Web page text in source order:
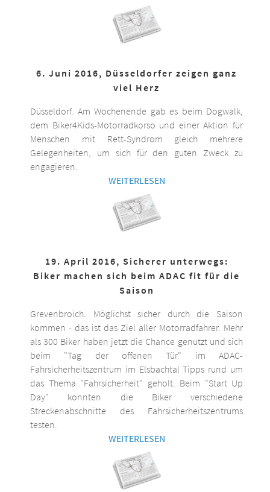
6. Juni 2016, Düsseldorfer zeigen ganz
viel Herz
Düsseldorf. Am Wochenende gab es beim Dogwalk,
dem Biker4Kids-Motorradkorso und einer Aktion für
Menschen mit Rett-Syndrom gleich mehrere
Gelegenheiten, um sich für den guten Zweck zu
engagieren.
WEITERLESEN
19. April 2016, Sicherer unterwegs:
Biker machen sich beim ADAC fit für die
Saison
Grevenbroich. Möglichst sicher durch die Saison
kommen - das ist das Ziel aller Motorradfahrer. Mehr
als 300 Biker haben jetzt die Chance genutzt und sich
beim "Tag der offenen Tür" im ADAC-
Fahrsicherheitszentrum im Elsbachtal Tipps rund um
das Thema "Fahrsicherheit" geholt. Beim "Start Up
Day" konnten die Biker verschiedene
Streckenabschnitte des Fahrsicherheitszentrums
testen.
WEITERLESEN